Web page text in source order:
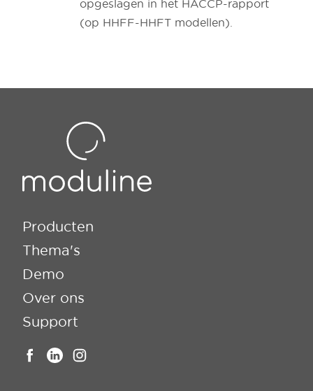
opgeslagen in het HACCP-rapport
(op HHFF-HHFT modellen).
Producten
Thema's
Demo
Over ons
Support